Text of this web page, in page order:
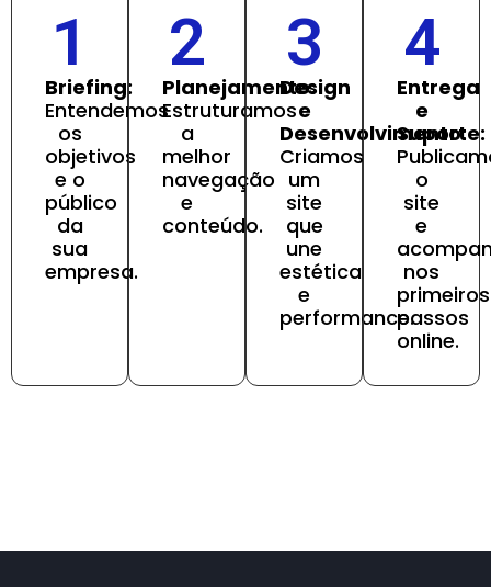
1
Briefing:
Entendemos
os
objetivos
e o
público
da
sua
empresa.
2
Planejamento:
Estruturamos
a
melhor
navegação
e
conteúdo.
3
Design
e
Desenvolvimento:
Criamos
um
site
que
une
estética
e
performance.
4
Entrega
e
Suporte:
o
site
e
nos
primeiros
passos
online.